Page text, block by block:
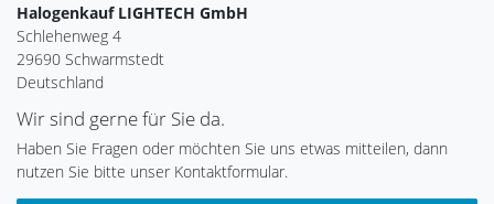
Halogenkauf LIGHTECH GmbH
Schlehenweg 4
29690 Schwarmstedt
Deutschland
Wir sind gerne für Sie da.
Haben Sie Fragen oder möchten Sie uns etwas mitteilen, dann
nutzen Sie bitte unser Kontaktformular.